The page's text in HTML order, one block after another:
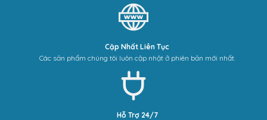
Cập Nhất Liên Tục
Các sản phẩm chúng tôi luôn cập nhật ở phiên bản mới nhất.
Hỗ Trợ 24/7